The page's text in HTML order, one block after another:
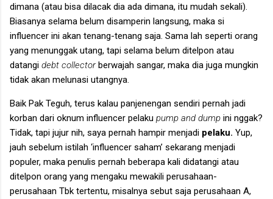
dimana (atau bisa dilacak dia ada dimana, itu mudah sekali).
Biasanya selama belum disamperin langsung, maka si
influencer ini akan tenang-tenang saja. Sama lah seperti orang
yang menunggak utang, tapi selama belum ditelpon atau
datangi debt collectorberwajah sangar, maka dia juga mungkin
tidak akan melunasi utangnya.
Baik Pak Teguh, terus kalau panjenengan sendiri pernah jadi
korban dari oknum influencer pelaku pump and dump ini nggak?
Tidak, tapi jujur nih, saya pernah hampir menjadi pelaku. Yup,
jauh sebelum istilah ‘influencer saham’ sekarang menjadi
populer, maka penulis pernah beberapa kali didatangi atau
ditelpon orang yang mengaku mewakili perusahaan-
perusahaan Tbk tertentu, misalnya sebut saja perusahaan A,